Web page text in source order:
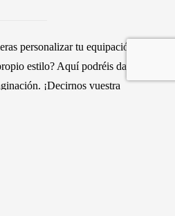
personalizar tu equipación?
estilo? Aquí podréis dar
¡Decirnos vuestra